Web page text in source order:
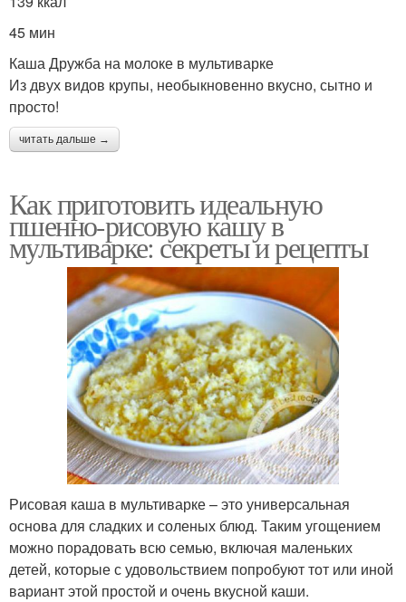
45 мин
Каша Дружба на молоке в мультиварке
Из двух видов крупы, необыкновенно вкусно, сытно и
просто!
читать дальше →
Как приготовить идеальную
пшенно-рисовую кашу в
мультиварке: секреты и рецепты
Рисовая каша в мультиварке – это универсальная
основа для сладких и соленых блюд. Таким угощением
можно порадовать всю семью, включая маленьких
детей, которые с удовольствием попробуют тот или иной
вариант этой простой и очень вкусной каши.